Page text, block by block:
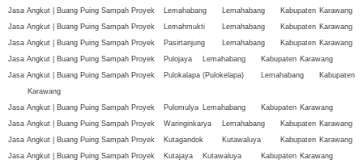
Jasa Angkut | Buang Puing Sampah Proyek
Lemahabang Lemahabang Kabupaten Karawang
Jasa Angkut | Buang Puing Sampah Proyek
Lemahmukti Lemahabang Kabupaten Karawang
Jasa Angkut | Buang Puing Sampah Proyek
Pasirtanjung Lemahabang Kabupaten Karawang
Jasa Angkut | Buang Puing Sampah Proyek
Pulojaya Lemahabang Kabupaten Karawang
Jasa Angkut | Buang Puing Sampah Proyek
Pulokalapa (Pulokelapa) Lemahabang
Kabupaten
Karawang
Jasa Angkut | Buang Puing Sampah Proyek
Pulomulya Lemahabang Kabupaten Karawang
Jasa Angkut | Buang Puing Sampah Proyek
Waringinkarya Lemahabang Kabupaten Karawang
Jasa Angkut | Buang Puing Sampah Proyek
Kutagandok Kutawaluya Kabupaten Karawang
Jasa Angkut | Buang Puing Sampah Proyek
Kutajaya Kutawaluya Kabupaten Karawang